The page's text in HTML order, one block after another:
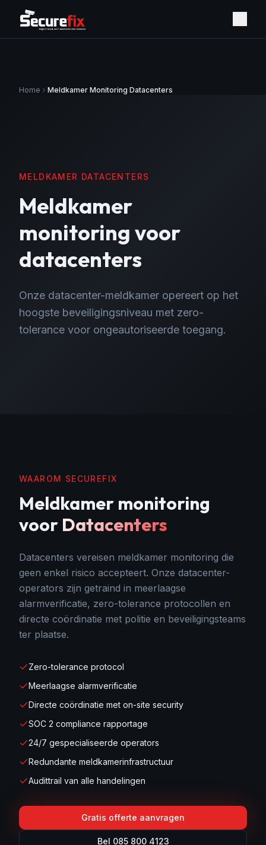
Home Meldkamer Monitoring Datacenters
MELDKAMER DATACENTERS
Meldkamer
monitoring voor
datacenters
Onze datacenter-meldkamer opereert op het
hoogste beveiligingsniveau met zero-
tolerance voor ongeautoriseerde toegang.
WAAROM SECUREFIX
Meldkamer monitoring
voor Datacenters
Datacenters vereisen meldkamer monitoring die
geen enkel risico accepteert. Onze datacenter-
operators zijn getraind in meerlaagse
alarmverificatie, zero-tolerance protocollen en
directe coördinatie met politie en beveiligingsteams
ter plaatse.
Zero-tolerance protocol
Meerlaagse alarmverificatie
Directe coördinatie met on-site security
SOC 2 compliance rapportage
24/7 gespecialiseerde operators
Redundante meldkamerinfrastructuur
Audittrail van alle handelingen
Gratis offerte aanvragen
Bel 085 800 4123